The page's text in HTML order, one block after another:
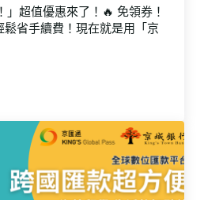
」超值優惠來了！🔥 免領券！
省手續費！現在就是用「京
！